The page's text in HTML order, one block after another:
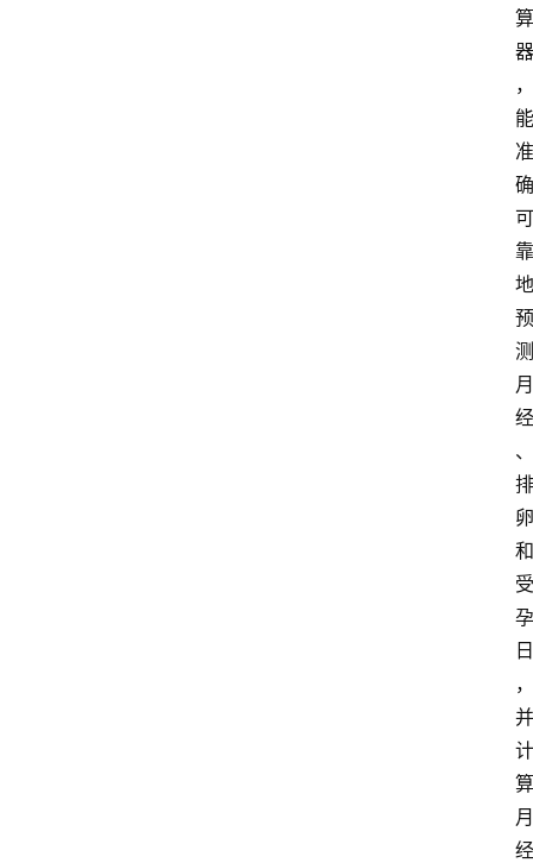
算
器
，
能
准
确
可
靠
地
预
测
月
经
、
排
卵
和
受
孕
日
，
并
计
算
月
经